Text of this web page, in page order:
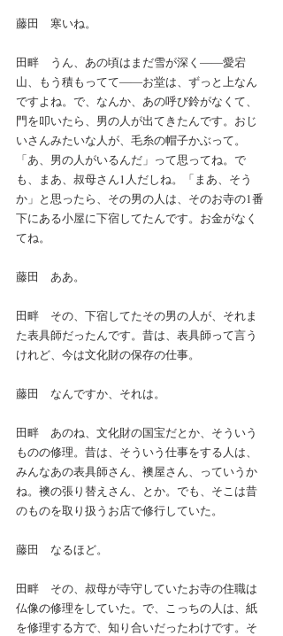
藤田　寒いね。
田畔　うん、あの頃はまだ雪が深く――愛宕
山、もう積もってて――お堂は、ずっと上なん
ですよね。で、なんか、あの呼び鈴がなくて、
門を叩いたら、男の人が出てきたんです。おじ
いさんみたいな人が、毛糸の帽子かぶって。
「あ、男の人がいるんだ」って思ってね。で
も、まあ、叔母さん1人だしね。「まあ、そう
か」と思ったら、その男の人は、そのお寺の1番
下にある小屋に下宿してたんです。お金がなく
てね。
藤田　ああ。
田畔　その、下宿してたその男の人が、それま
た表具師だったんです。昔は、表具師って言う
けれど、今は文化財の保存の仕事。
藤田　なんですか、それは。
田畔　あのね、文化財の国宝だとか、そういう
ものの修理。昔は、そういう仕事をする人は、
みんなあの表具師さん、襖屋さん、っていうか
ね。襖の張り替えさん、とか。でも、そこは昔
のものを取り扱うお店で修行していた。
藤田　なるほど。
田畔　その、叔母が寺守していたお寺の住職は
仏像の修理をしていた。で、こっちの人は、紙
を修理する方で、知り合いだったわけです。そ